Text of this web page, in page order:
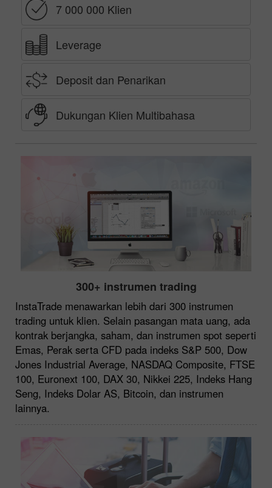
7 000 000 Klien
Leverage
Deposit dan Penarikan
Dukungan Klien Multibahasa
300+ instrumen trading
InstaTrade menawarkan lebih dari 300 instrumen
trading untuk klien. Selain pasangan mata uang, ada
kontrak berjangka, saham, dan instrumen spot seperti
Emas, Perak serta CFD pada indeks S&P 500, Dow
Jones Industrial Average, NASDAQ Composite, FTSE
100, Euronext 100, DAX 30, Nikkei 225, Indeks Hang
Seng, Indeks Dolar AS, Bitcoin, dan instrumen
lainnya.